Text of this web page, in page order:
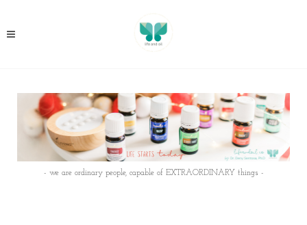
- we are ordinary people, capable of EXTRAORDINARY things -